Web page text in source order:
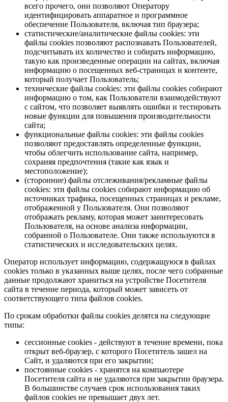
всего прочего, они позволяют Оператору
идентифицировать аппаратное и программное
обеспечение Пользователя, включая тип браузера;
статистические/аналитические файлы cookies: эти
файлы cookies позволяют распознавать Пользователей,
подсчитывать их количество и собирать информацию,
такую как произведенные операции на сайтах, включая
информацию о посещенных веб-страницах и контенте,
который получает Пользователь;
технические файлы cookies: эти файлы cookies собирают
информацию о том, как Пользователи взаимодействуют
с сайтом, что позволяет выявлять ошибки и тестировать
новые функции для повышения производительности
сайта;
функциональные файлы cookies: эти файлы cookies
позволяют предоставлять определенные функции,
чтобы облегчить использование сайта, например,
сохраняя предпочтения (такие как язык и
местоположение);
(сторонние) файлы отслеживания/рекламные файлы
cookies: эти файлы cookies собирают информацию об
источниках трафика, посещенных страницах и рекламе,
отображенной у Пользователя. Они позволяют
отображать рекламу, которая может заинтересовать
Пользователя, на основе анализа информации,
собранной о Пользователе. Они также используются в
статистических и исследовательских целях.
Оператор использует информацию, содержащуюся в файлах
сookies только в указанных выше целях, после чего собранные
данные продолжают храниться на устройстве Посетителя
сайта в течение периода, который может зависеть от
соответствующего типа файлов соokies.
По срокам обработки файлы cookies делятся на следующие
типы:
сессионные cookies - действуют в течение времени, пока
открыт веб-браузер, с которого Посетитель зашел на
Сайт, и удаляются при его закрытии;
постоянные cookies - хранятся на компьютере
Посетителя сайта и не удаляются при закрытии браузера.
В большинстве случаев срок использования таких
файлов соokies не превышает двух лет.